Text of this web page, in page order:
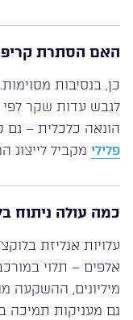
האם הסתרת
כן, בנסיבות
הונאה כלכלית – גם
פלילי מקביל לייצוג
כמה עולה ניתוח
עלויות אנליזת
אלפים – תלוי
גם מעניקות תמיכה